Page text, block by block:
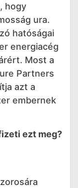
hogy
ura.
hatóságai
energiacég
Most a
Partners
azt a
embernek
ezt meg?